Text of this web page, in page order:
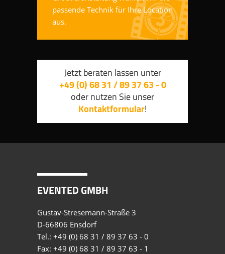
passende Technik für Ihre Location
aus.
Jetzt beraten lassen unter
+49 (0) 68 31 / 89 37 63 - 0
oder nutzen Sie unser
Kontaktformular!
EVENTED GMBH
Gustav-Stresemann-Straße 3
D-66806 Ensdorf
Tel.: +49 (0) 68 31 / 89 37 63 - 0
Fax: +49 (0) 68 31 / 89 37 63 - 1